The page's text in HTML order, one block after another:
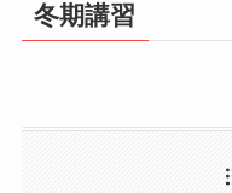
冬期講習